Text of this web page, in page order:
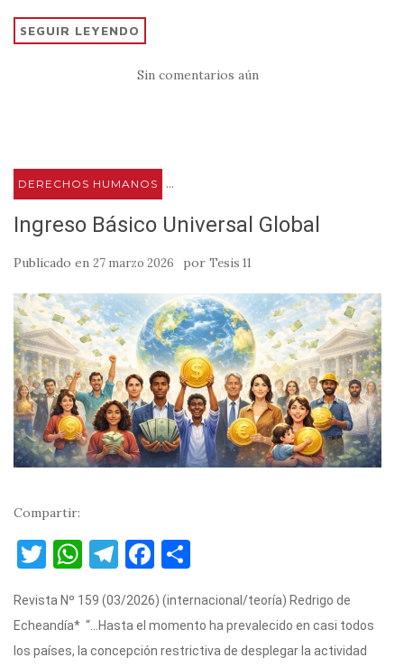
SEGUIR LEYENDO
Sin comentarios aún
DERECHOS HUMANOS ...
Ingreso Básico Universal Global
Publicado en 27 marzo 2026 por Tesis 11
Compartir:
T
it
te
W
at
s
T
e
gr
F
c
e
m
p
Revista Nº 159 (03/2026) (internacional/teoría) Redrigo de
Echeandía* “…Hasta el momento ha prevalecido en casi todos
los países, la concepción restrictiva de desplegar la actividad